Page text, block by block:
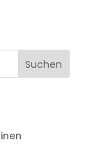
Suchen